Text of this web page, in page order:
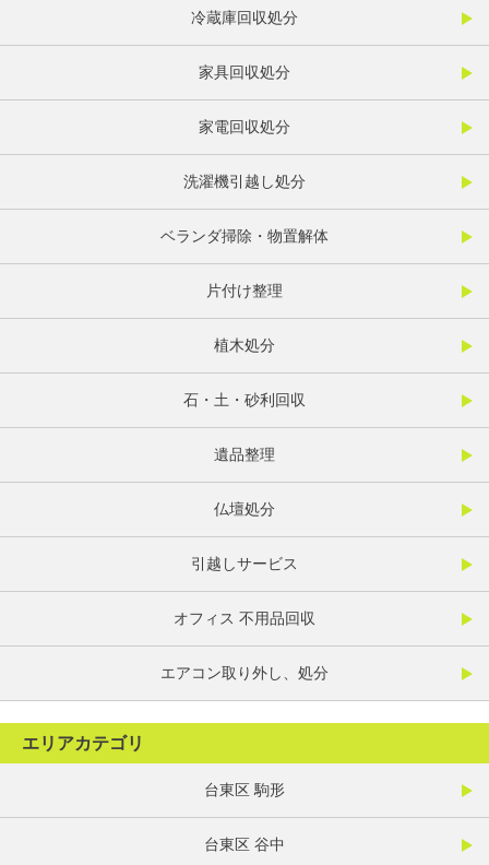
冷蔵庫回収処分
家具回収処分
家電回収処分
洗濯機引越し処分
ベランダ掃除・物置解体
片付け整理
植木処分
石・土・砂利回収
遺品整理
仏壇処分
引越しサービス
オフィス 不用品回収
エアコン取り外し、処分
エリアカテゴリ
台東区 駒形
台東区 谷中